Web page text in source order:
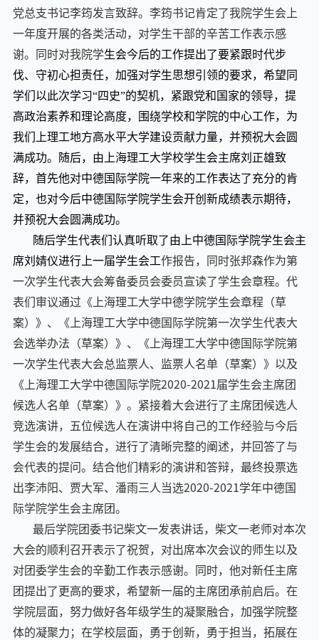
党总支书记李筠发言致辞。 李筠书记肯定了我院学生会上
一年度开展的各类活动，对学生干部的辛苦工作表示感
谢。
同时对我院学生会今后的工作提出了要紧跟时代步
伐、守初心担责任，加强对学生思想引领的要求，希望同
学们以此次学习“四史”的契机，紧跟党和国家的领导，提
高政治素养和理论高度，围绕学校和学院的中心工作，为
我们上理工地方高水平大学建设贡献力量， 并预祝大会圆
满成功。随后，由上海理工大学校学生会主席刘正雄致
辞， 首先他对中德国际学院一年来的工作表达了充分的肯
定，也对今后中德国际学院学生会开创新成绩表示期待，
并预祝大会圆满成功。
随后学生代表们认真听取了由上中德国际学院学生会主
席刘婧仪进行上一届学生会工作报告，
同时张邦森作为第
一次学生代表大会筹备委员会委员宣读了学生会章程。 代
表们审议通过《上海理工大学中德学院学生会章程（草
案）》、《上海理工大学中德国际学院第一次学生代表大
会选举办法（草案）》、《上海理工大学中德国际学院第
一次学生代表大会总监票人、监票人名单（草案）》以及
《上海理工大学中德国际学院2020-2021届学生会主席团
候选人名单（草案）》。 紧接着大会进行了主席团候选人
竞选演讲， 五位候选人在演讲中将自己的工作经验与今后
学生会的发展结合，进行了清晰完整的阐述， 并回答了与
会代表的提问。 结合他们精彩的演讲和答辩，最终投票选
出李沛阳、 贾大军、 潘雨三人当选2020-2021学年中德国
际学院学生会主席团。
最后学院团委书记柴文一发表讲话， 柴文一老师对本次
大会的顺利召开表示了祝贺， 对出席本次会议的师生以及
对团委学生会的辛勤工作表示感谢。同时， 他对新任主席
团提出了更高的要求， 希望新一届的主席团承前启后。在
学院层面，努力做好各年级学生的凝聚融合，加强学院整
体的凝聚力；在学校层面，勇于创新，勇于担当，拓展在